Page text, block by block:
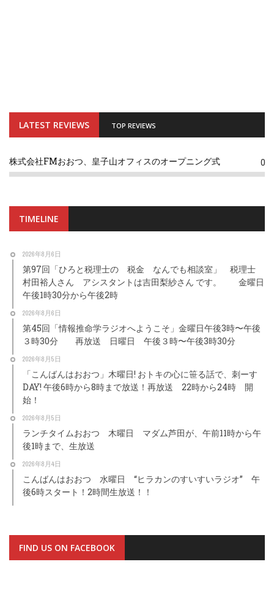
LATEST REVIEWS TOP REVIEWS
株式会社FMおおつ、皇子山オフィスのオープニング式 0
TIMELINE
2026年8月6日
第97回「ひろと税理士の 税金 なんでも相談室」 税理士
村田裕人さん アシスタントは吉田梨紗さん です。 金曜日
午後1時30分から午後2時
2026年8月6日
第45回「情報推命学ラジオへようこそ」金曜日午後3時〜午後
３時30分 再放送 日曜日 午後３時〜午後3時30分
2026年8月5日
「こんばんはおおつ」木曜日! おトキの心に笹る話で、刺ーす
DAY! 午後6時から8時まで放送！再放送 22時から24時 開
始！
2026年8月5日
ランチタイムおおつ 木曜日 マダム芦田が、午前11時から午
後1時まで、生放送
2026年8月4日
こんばんはおおつ 水曜日 “ヒラカンのすいすいラジオ” 午
後6時スタート！2時間生放送！！
FIND US ON FACEBOOK